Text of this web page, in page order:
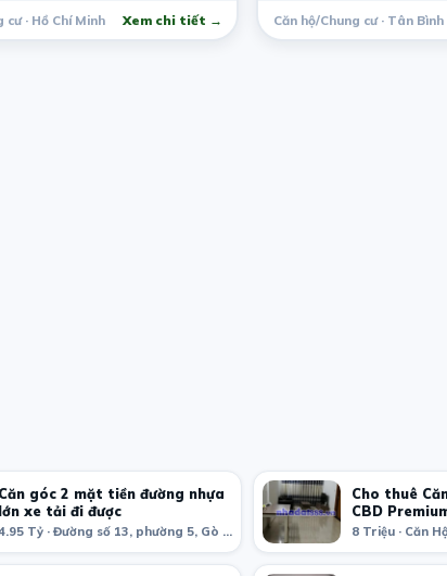
cư · Hồ Chí Minh Xem chi tiết → Căn hộ/Chung cư · Tân Bình
Căn góc 2 mặt tiền đường nhựa
lớn xe tải đi được
4.95 Tỷ · Đường số 13, phường 5, Gò Vấp, Hồ Chí Minh, Việt Nam
Cho thuê
CBD